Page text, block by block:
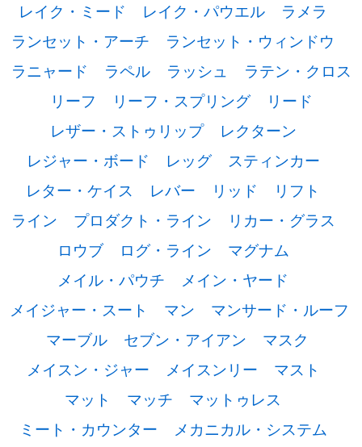
レイク・ミード
レイク・パウエル
ラメラ
ランセット・アーチ
ランセット・ウィンドウ
ラニャード
ラペル ラッシュ
ラテン・クロス
リーフ
リーフ・スプリング
リード
レザー・ストゥリップ
レクターン
レジャー・ボード
レッグ
スティンカー
レター・ケイス
レバー リッド
リフト
ライン
プロダクト・ライン
リカー・グラス
ロウブ
ログ・ライン
マグナム
メイル・パウチ
メイン・ヤード
メイジャー・スート
マン
マンサード・ルーフ
マーブル
セブン・アイアン
マスク
メイスン・ジャー
メイスンリー
マスト
マット
マッチ
マットゥレス
ミート・カウンター
メカニカル・システム